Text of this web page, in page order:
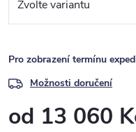
Pro zobrazení termínu
Možnosti doručení
od 13 060